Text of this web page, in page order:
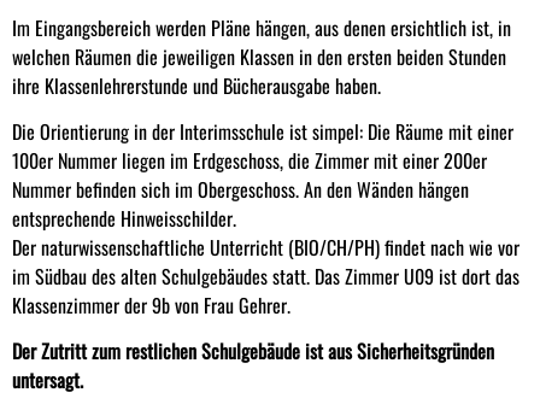
Im Eingangsbereich werden Pläne hängen, aus denen ersichtlich ist, in
welchen Räumen die jeweiligen Klassen in den ersten beiden Stunden
ihre Klassenlehrerstunde und Bücherausgabe haben.
Die Orientierung in der Interimsschule ist simpel: Die Räume mit einer
100er Nummer liegen im Erdgeschoss, die Zimmer mit einer 200er
Nummer befinden sich im Obergeschoss. An den Wänden hängen
entsprechende Hinweisschilder.
Der naturwissenschaftliche Unterricht (BIO/CH/PH) findet nach wie vor
im Südbau des alten Schulgebäudes statt. Das Zimmer U09 ist dort das
Klassenzimmer der 9b von Frau Gehrer.
Der Zutritt zum restlichen Schulgebäude ist aus Sicherheitsgründen
untersagt.